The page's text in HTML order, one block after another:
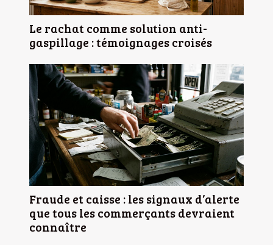
Le rachat comme solution anti-
gaspillage : témoignages croisés
Fraude et caisse : les signaux d’alerte
que tous les commerçants devraient
connaître